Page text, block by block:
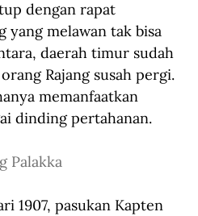
dengan rapat
yang melawan tak bisa
daerah timur sudah
Rajang susah pergi.
memanfaatkan
dinding pertahanan.
Palakka
1907, pasukan Kapten